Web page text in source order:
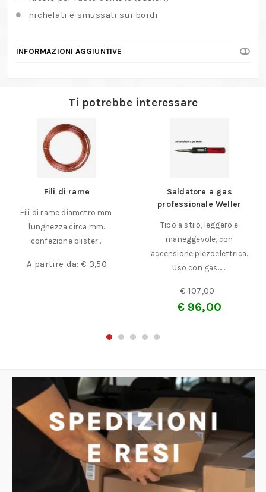
nichelati e smussati sui bordi
INFORMAZIONI AGGIUNTIVE
Ti potrebbe interessare
Fili di rame
Fili di rame diametro mm.
lunghezza circa mm.
confezione blister…
A partire da: € 3,50
Saldatore a gas
professionale Weller
Tipo a stilo, leggero e
maneggevole, con
accensione piezoelettrica.
Uso con gas……
€107,00
€96,00